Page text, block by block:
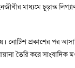
মাধ্যমে চূড়ান্ত
নোটিশ প্রকাশের পর
তৈরি করে সাংবাদিক